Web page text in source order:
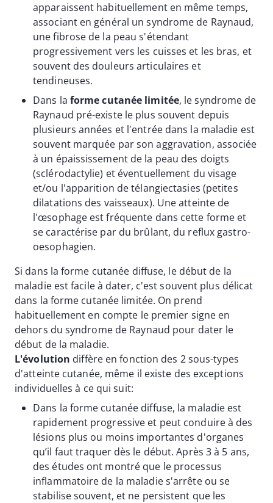
apparaissent habituellement en même temps,
associant en général un syndrome de Raynaud,
une fibrose de la peau s'étendant
progressivement vers les cuisses et les bras, et
souvent des douleurs articulaires et
tendineuses.
Dans la forme cutanée limitée, le syndrome de
Raynaud pré-existe le plus souvent depuis
plusieurs années et l'entrée dans la maladie est
souvent marquée par son aggravation, associée
à un épaississement de la peau des doigts
(sclérodactylie) et éventuellement du visage
et/ou l'apparition de télangiectasies (petites
dilatations des vaisseaux). Une atteinte de
l'œsophage est fréquente dans cette forme et
se caractérise par du brûlant, du reflux gastro-
oesophagien.
Si dans la forme cutanée diffuse, le début de la
maladie est facile à dater, c'est souvent plus délicat
dans la forme cutanée limitée. On prend
habituellement en compte le premier signe en
dehors du syndrome de Raynaud pour dater le
début de la maladie.
L'évolution diffère en fonction des 2 sous-types
d'atteinte cutanée, même il existe des exceptions
individuelles à ce qui suit:
Dans la forme cutanée diffuse, la maladie est
rapidement progressive et peut conduire à des
lésions plus ou moins importantes d'organes
qu’il faut traquer dès le début. Après 3 à 5 ans,
des études ont montré que le processus
inflammatoire de la maladie s'arrête ou se
stabilise souvent, et ne persistent que les